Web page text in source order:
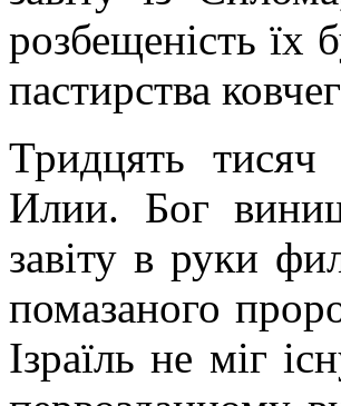
розбещеність їх
пастирства
Тридцять тисяч
Илии. Бог
завіту в руки
помазаного
Ізраїль не міг